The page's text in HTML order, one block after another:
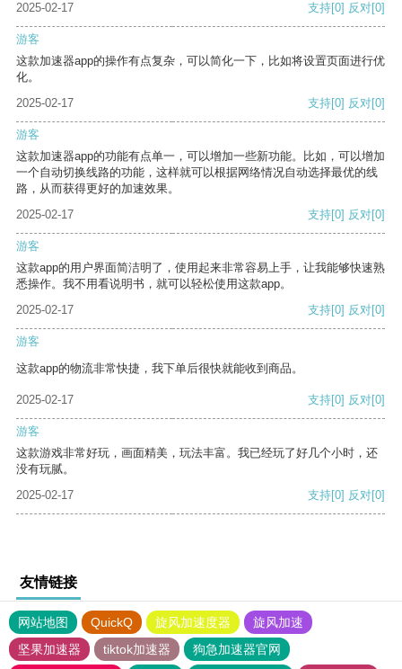
2025-02-17 支持[0] 反对[0]
游客
这款加速器app的操作有点复杂，可以简化一下，比如将设置页面进行优
化。
2025-02-17
支持[0] 反对[0]
游客
这款加速器app的功能有点单一，可以增加一些新功能。比如，可以增加
一个自动切换线路的功能，这样就可以根据网络情况自动选择最优的线
路，从而获得更好的加速效果。
2025-02-17
支持[0] 反对[0]
游客
这款app的用户界面简洁明了，使用起来非常容易上手，让我能够快速熟
悉操作。我不用看说明书，就可以轻松使用这款app。
2025-02-17
支持[0] 反对[0]
游客
这款app的物流非常快捷，我下单后很快就能收到商品。
2025-02-17 支持[0] 反对[0]
游客
这款游戏非常好玩，画面精美，玩法丰富。我已经玩了好几个小时，还
没有玩腻。
2025-02-17
支持[0] 反对[0]
友情链接
网站地图 QuickQ 旋风加速度器
旋风加速
坚果加速器
tiktok加速器 狗急加速器官网